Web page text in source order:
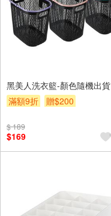
黑美人洗衣籃-顏色隨機出貨
滿額9折
贈$200
$ 189
$169